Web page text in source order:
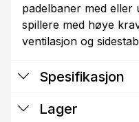
padelbaner med
spillere med høye
ventilasjon og
Spesifikasjon
Lager